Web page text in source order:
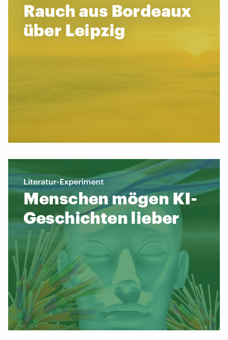
Rauch aus Bordeaux
über Leipzig
Literatur-Experiment
Menschen mögen KI-
Geschichten lieber